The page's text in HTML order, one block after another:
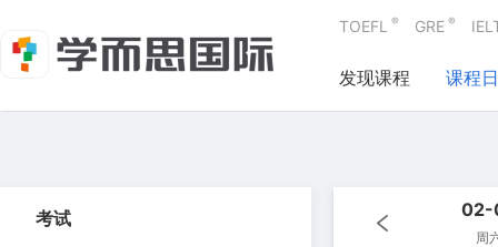
TOEFL ® GRE ®
发现课程 课程
考试 02-
周